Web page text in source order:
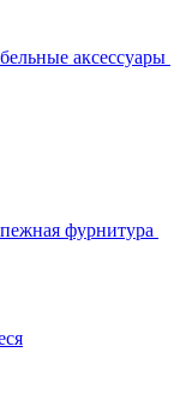
аксессуары
фурнитура